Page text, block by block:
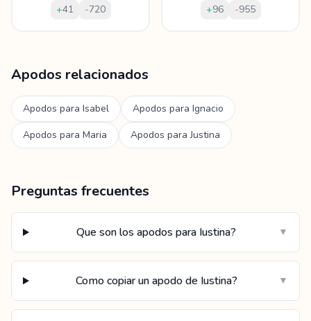
+41 -720 +96 -955
Apodos relacionados
Apodos para Isabel Apodos para Ignacio
Apodos para Maria Apodos paraJustina
Preguntas frecuentes
Que son los apodos para Iustina? ▼
Como copiar un apodo de Iustina? ▼